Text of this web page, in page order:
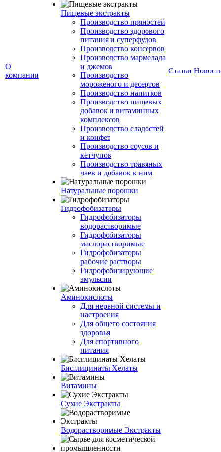
О
компании
Пищевые экстракты
Производство пряностей
Производство здорового
питания и суперфудов
Производство консервов
Производство мармелада
и джемов
Производство
мороженого и десертов
Производство напитков
Производство пищевых
добавок и витаминных
комплексов
Производство сладостей
и конфет
Производство соусов и
кетчупов
Производство травяных
чаев и добавок к ним
Натуральные порошки
Гидрофобизаторы
Гидрофобизаторы
водорастворимые
Гидрофобизаторы
маслорастворимые
Гидрофобизаторы
рабочие растворы
Гидрофобизирующие
эмульсии
Аминокислоты
Для нервной системы и
настроения
Для общего состояния
здоровья
Для спортивного
питания
Бисглицинаты Хелаты
Витамины
Сухие Экстракты
Водорастворимые Экстракты
Статьи